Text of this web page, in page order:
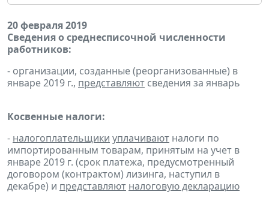
20 февраля 2019
Сведения о среднесписочной численности
работников:
- организации, созданные (реорганизованные) в
январе 2019 г., представляют сведения за январь
Косвенные налоги:
- налогоплательщики уплачивают налоги по
импортированным товарам, принятым на учет в
январе 2019 г. (срок платежа, предусмотренный
договором (контрактом) лизинга, наступил в
декабре) и представляют налоговую декларацию